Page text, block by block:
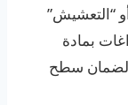
“التعشيش”
بمادة
لضمان سطح